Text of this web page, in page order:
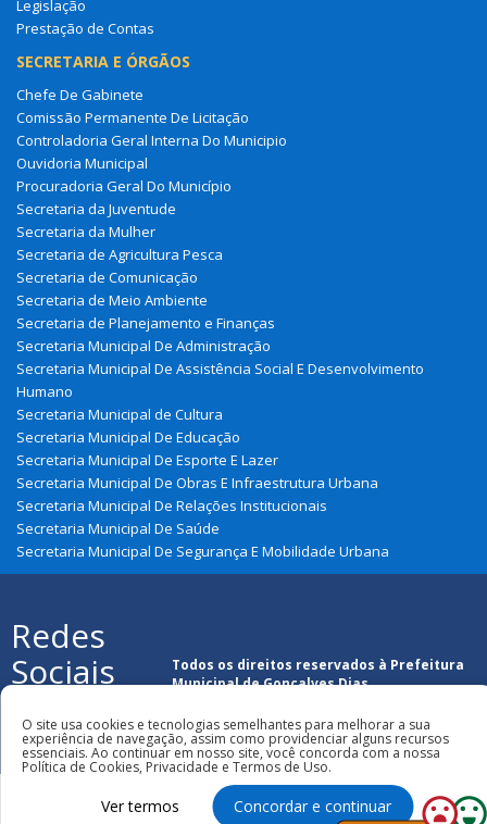
Legislação
Prestação de Contas
SECRETARIA E ÓRGÃOS
Chefe De Gabinete
Comissão Permanente De Licitação
Controladoria Geral Interna Do Municipio
Ouvidoria Municipal
Procuradoria Geral Do Município
Secretaria da Juventude
Secretaria da Mulher
Secretaria de Agricultura Pesca
Secretaria de Comunicação
Secretaria de Meio Ambiente
Secretaria de Planejamento e Finanças
Secretaria Municipal De Administração
Secretaria Municipal De Assistência Social E Desenvolvimento
Humano
Secretaria Municipal de Cultura
Secretaria Municipal De Educação
Secretaria Municipal De Esporte E Lazer
Secretaria Municipal De Obras E Infraestrutura Urbana
Secretaria Municipal De Relações Institucionais
Secretaria Municipal De Saúde
Secretaria Municipal De Segurança E Mobilidade Urbana
Redes
Sociais
Todos os direitos reservados à Prefeitura
Municipal de Gonçalves Dias
O site usa cookies e tecnologias semelhantes para melhorar a sua
experiência de navegação, assim como providenciar alguns recursos
essenciais. Ao continuar em nosso site, você concorda com a nossa
Política de Cookies, Privacidade e Termos de Uso.
Ver termos Concordar e continuar